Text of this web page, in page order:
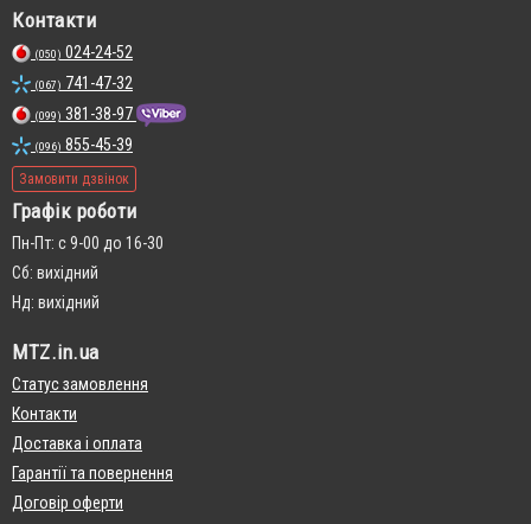
Контакти
(050) 024-24-52
(067) 741-47-32
(099) 381-38-97
(096) 855-45-39
Замовити дзвінок
Графік роботи
Пн-Пт: с 9-00 до 16-30
Сб: вихідний
Нд: вихідний
MTZ.in.ua
Статус замовлення
Контакти
Доставка і оплата
Гарантії та повернення
Договір оферти